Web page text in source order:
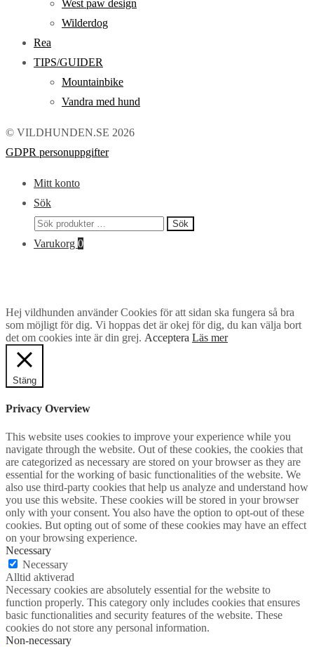
West paw design
Wilderdog
Rea
TIPS/GUIDER
Mountainbike
Vandra med hund
© VILDHUNDEN.SE 2026
GDPR personuppgifter
Mitt konto
Sök
Sök
efter:
Sök
Varukorg 0
Hej vildhunden använder Cookies för att sidan ska fungera så bra
som möjligt för dig. Vi hoppas det är okej för dig, du kan välja bort
det om cookies inte är din grej. Acceptera Läs mer
Stäng
Privacy Overview
This website uses cookies to improve your experience while you
navigate through the website. Out of these cookies, the cookies that
are categorized as necessary are stored on your browser as they are
essential for the working of basic functionalities of the website. We
also use third-party cookies that help us analyze and understand how
you use this website. These cookies will be stored in your browser
only with your consent. You also have the option to opt-out of these
cookies. But opting out of some of these cookies may have an effect
on your browsing experience.
Necessary
Necessary
Alltid aktiverad
Necessary cookies are absolutely essential for the website to
function properly. This category only includes cookies that ensures
basic functionalities and security features of the website. These
cookies do not store any personal information.
Non-necessary